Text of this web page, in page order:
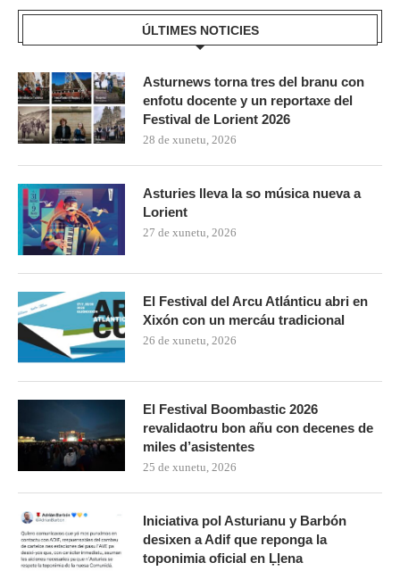
ÚLTIMES NOTICIES
Asturnews torna tres del branu con
enfotu docente y un reportaxe del
Festival de Lorient 2026
28 de xunetu, 2026
Asturies lleva la so música nueva a
Lorient
27 de xunetu, 2026
El Festival del Arcu Atlánticu abri en
Xixón con un mercáu tradicional
26 de xunetu, 2026
El Festival Boombastic 2026
revalidaotru bon añu con decenes de
miles d’asistentes
25 de xunetu, 2026
Iniciativa pol Asturianu y Barbón
desixen a Adif que reponga la
toponimia oficial en Ḷḷena